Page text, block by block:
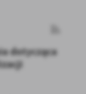
dotycząca